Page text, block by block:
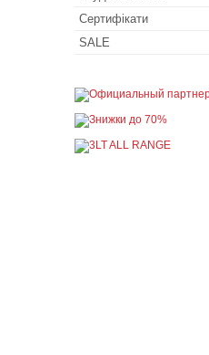
Сертифікати
SALE